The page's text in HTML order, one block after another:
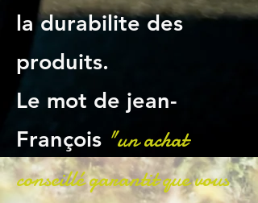
la durabilite des
produits.
Le mot de jean-
François "un achat
conseillé garantit que vous